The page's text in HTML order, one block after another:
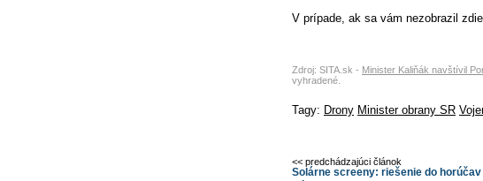
V prípade, ak sa vám nezobrazil
Zdroj: SITA.sk - Minister Kaliňák navštívil
vyhradené.
Tagy: Drony Minister obrany SR
<< predchádzajúci článok
Solárne screeny: riešenie do